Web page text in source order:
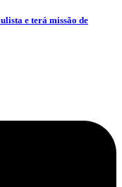
e terá missão de